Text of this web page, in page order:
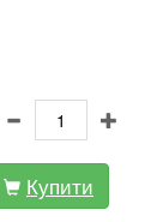
Купити